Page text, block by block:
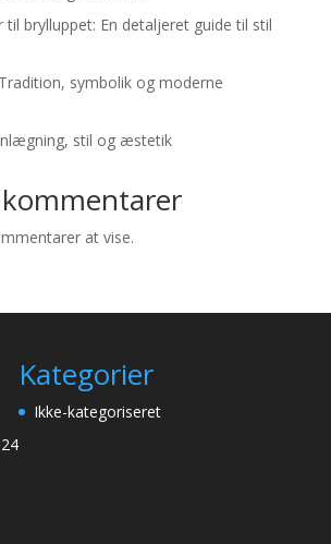
til brylluppet: En detaljeret guide til stil
symbolik og moderne
stil og æstetik
at vise.
Kategorier
Ikke-kategoriseret